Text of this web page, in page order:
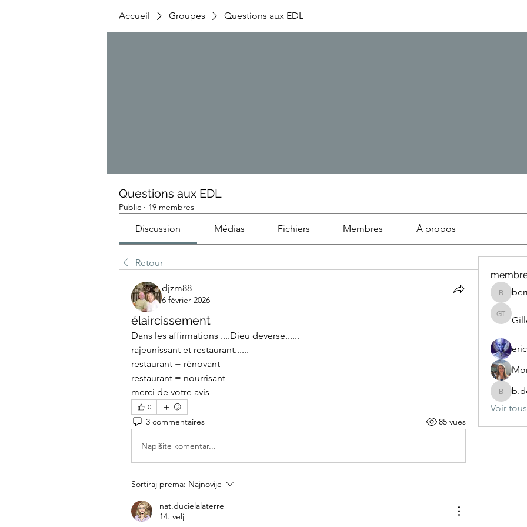
Accueil Groupes Questions aux EDL
Questions aux EDL
Public · 19 membres
Discussion Médias Fichiers Membres À propos
Retour
djzm88
6 février 2026
élaircissement
Dans les affirmations ....Dieu deverse......
rajeunissant et restaurant......
restaurant = rénovant
restaurant = nourrisant
merci de votre avis
0
3 commentaires 85 vues
Napišite komentar...
Sortiraj prema: Najnovije
nat.ducielalaterre
14. velj
Gilles
Voir